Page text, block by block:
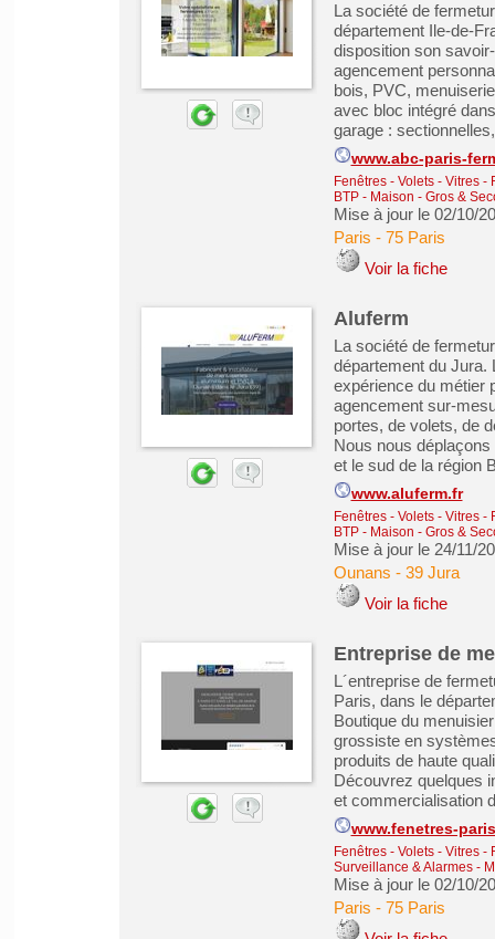
La société de
département Ile-de-
disposition son
agencement
bois, PVC,
avec bloc intégré
garage :
www.abc-paris-
Fenêtres - Volets - Vitres -
BTP - Maison - Gros &
Mise à jour le 02/10/
Paris - 75 Paris
Voir la fiche
Aluferm
La société de
département du Jura.
expérience du métier
agencement sur-
portes, de volets, de
Nous nous
et le sud de la région
www.aluferm.fr
Fenêtres - Volets - Vitres -
BTP - Maison - Gros &
Mise à jour le 24/11/
Ounans - 39 Jura
Voir la fiche
Entreprise de
L´entreprise de
Paris, dans le
Boutique du
grossiste en
produits de haute
Découvrez quelques
et commercialisation
www.fenetres-
Fenêtres - Volets - Vitres -
Surveillance & Alarmes-
Mise à jour le 02/10/
Paris - 75 Paris